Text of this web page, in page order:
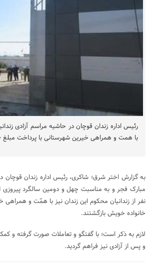
رئیس اداره زندان قوچان در حاشیه مراسم آزادی
با همت و همراهی خیرین شهرستانی با پرداخت مبلغ ۲۱۰ میلیون ریال آزاد و به آغوش خانواده خویش بازگشتند.
به گزارش اختر شرق؛ شاکری، رئیس اداره زندان قوچان
مبارک فجر و به مناسبت چهل و دومین سالگرد پیروزی
خانواده خویش بازگشتند.
لازم به ذکر است؛ با گفتگو و تعاملات صورت گرفته و
و پس از آزادی نیز فراهم گردید.